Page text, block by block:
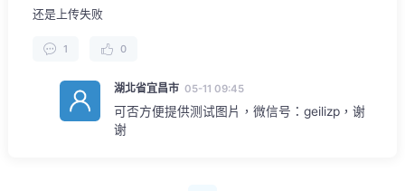
还是上传失败
1 0
湖北省宜昌市 05-11 09:45
可否方便提供测试图片，微信号：geilizp，谢
谢